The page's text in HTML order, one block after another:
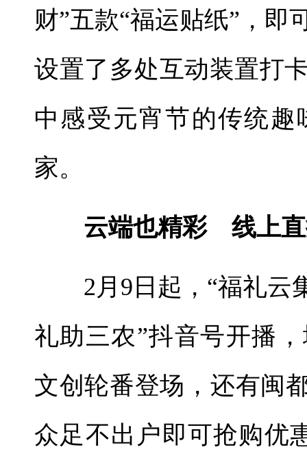
财”五款“福运贴纸”，即
设置了多处互动装置打
中感受元宵节的传统
家。
云端也精彩 线上直
2月9日起，“福礼云
礼助三农”抖音号开播
文创轮番登场，还有闽
众足不出户即可抢购优